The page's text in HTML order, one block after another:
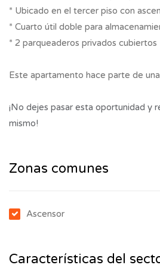
* Ubicado en el tercer piso con
* Cuarto útil doble para
* 2 parqueaderos privados cubiertos
Este apartamento hace parte de
¡No dejes pasar esta oportunidad y
mismo!
Zonas comunes
Ascensor
Características del